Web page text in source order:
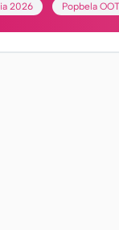
2026 Popbela